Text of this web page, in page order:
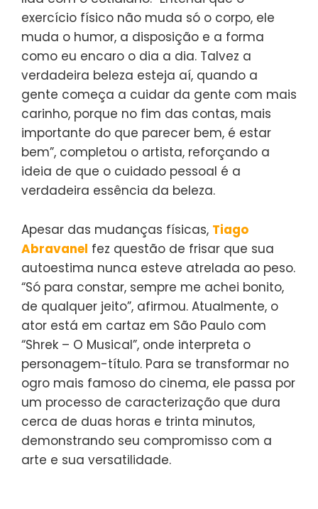
exercício físico não muda só o corpo, ele
muda o humor, a disposição e a forma
como eu encaro o dia a dia. Talvez a
verdadeira beleza esteja aí, quando a
gente começa a cuidar da gente com mais
carinho, porque no fim das contas, mais
importante do que parecer bem, é estar
bem”, completou o artista, reforçando a
ideia de que o cuidado pessoal é a
verdadeira essência da beleza.
Apesar das mudanças físicas, Tiago
Abravanel fez questão de frisar que sua
autoestima nunca esteve atrelada ao peso.
“Só para constar, sempre me achei bonito,
de qualquer jeito”, afirmou. Atualmente, o
ator está em cartaz em São Paulo com
“Shrek – O Musical”, onde interpreta o
personagem-título. Para se transformar no
ogro mais famoso do cinema, ele passa por
um processo de caracterização que dura
cerca de duas horas e trinta minutos,
demonstrando seu compromisso com a
arte e sua versatilidade.